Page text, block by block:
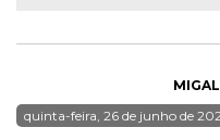
quinta-feira, 26 de junho de